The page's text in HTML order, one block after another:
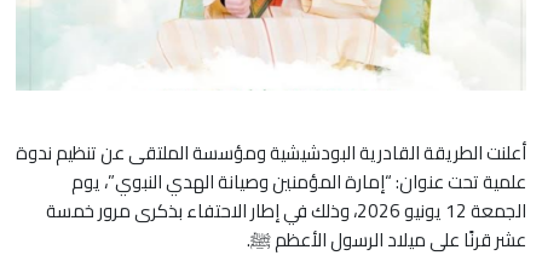
أعلنت الطريقة القادرية البودشيشية ومؤسسة الملتقى عن تنظيم ندوة
علمية تحت عنوان: “إمارة المؤمنين وصيانة الهدي النبوي”، يوم
الجمعة 12 يونيو 2026، وذلك في إطار الاحتفاء بذكرى مرور خمسة
عشر قرنًا على ميلاد الرسول الأعظم ﷺ.